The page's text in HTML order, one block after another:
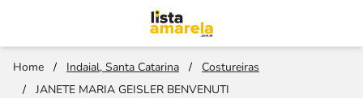
Home / Indaial, Santa Catarina /
Costureiras
/
JANETE MARIA GEISLER BENVENUTI